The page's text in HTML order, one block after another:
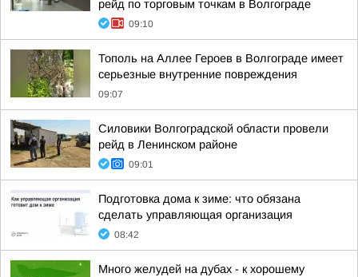
рейд по торговым точкам в Волгограде
09:10
Тополь на Аллее Героев в Волгограде имеет
серьезные внутренние повреждения
09:07
Силовики Волгоградской области провели
рейд в Ленинском районе
09:01
Подготовка дома к зиме: что обязана
сделать управляющая организация
08:42
Много желудей на дубах - к хорошему